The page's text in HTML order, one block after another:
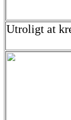
Utroligt at